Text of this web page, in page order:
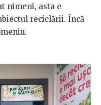
nimeni, asta e
reciclării. Încă